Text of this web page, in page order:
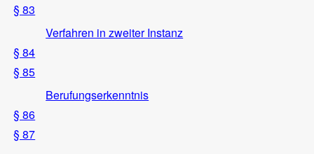
§ 83
Verfahren in zweiter Instanz
§ 84
§ 85
Berufungserkenntnis
§ 86
§ 87